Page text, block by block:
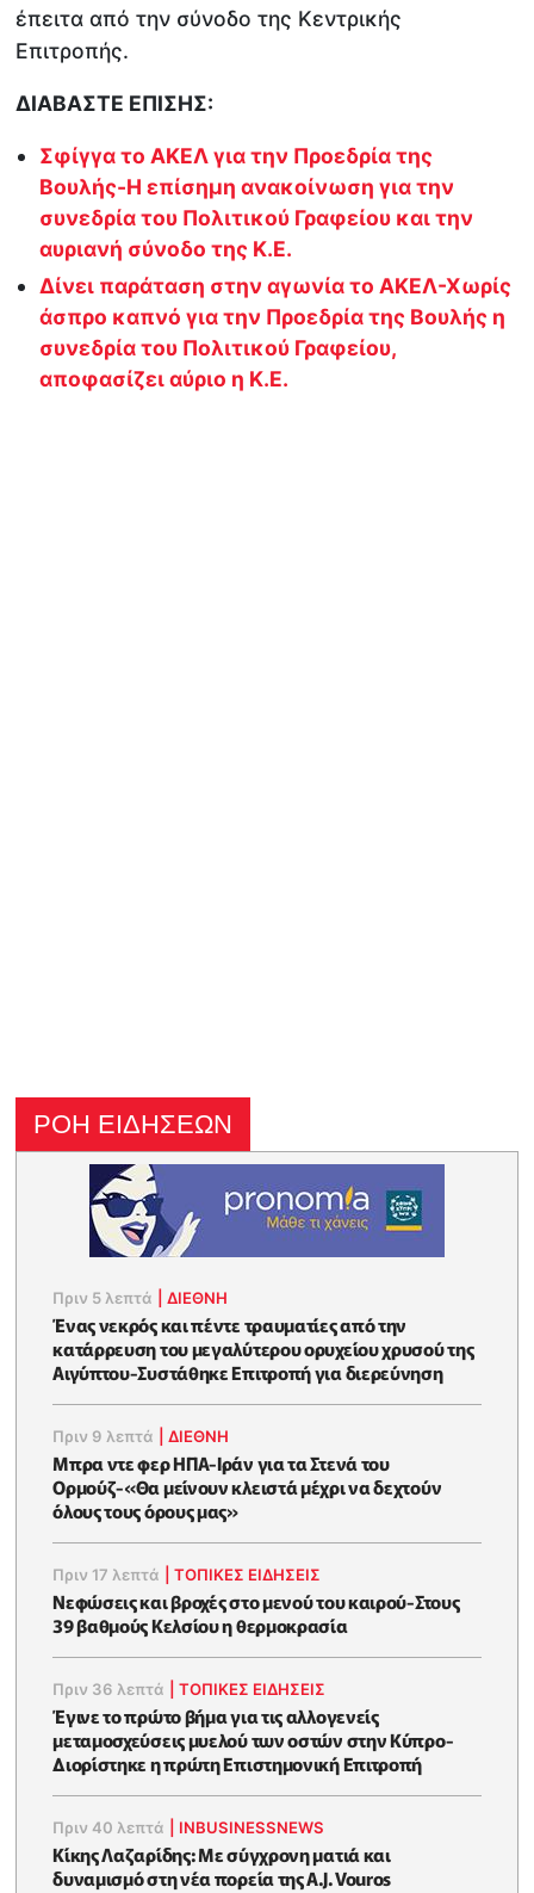
έπειτα από την σύνοδο της Κεντρικής
Επιτροπής.
ΔΙΑΒΑΣΤΕ ΕΠΙΣΗΣ:
Σφίγγα το ΑΚΕΛ για την Προεδρία της
Βουλής-Η επίσημη ανακοίνωση για την
συνεδρία του Πολιτικού Γραφείου και την
αυριανή σύνοδο της Κ.Ε.
Δίνει παράταση στην αγωνία το ΑΚΕΛ-Χωρίς
άσπρο καπνό για την Προεδρία της Βουλής η
συνεδρία του Πολιτικού Γραφείου,
αποφασίζει αύριο η Κ.Ε.
ΡΟΗ ΕΙΔΗΣΕΩΝ
Πριν 5 λεπτά |ΔΙΕΘΝΗ
Ένας νεκρός και πέντε τραυματίες από την
κατάρρευση του μεγαλύτερου ορυχείου χρυσού της
Αιγύπτου-Συστάθηκε Επιτροπή για διερεύνηση
Πριν 9 λεπτά |ΔΙΕΘΝΗ
Μπρα ντε φερ ΗΠΑ-Ιράν για τα Στενά του
Ορμούζ-«Θα μείνουν κλειστά μέχρι να δεχτούν
όλους τους όρους μας»
Πριν 17 λεπτά |ΤΟΠΙΚΕΣ ΕΙΔΗΣΕΙΣ
Νεφώσεις και βροχές στο μενού του καιρού-Στους
39 βαθμούς Κελσίου η θερμοκρασία
Πριν 36 λεπτά |ΤΟΠΙΚΕΣ ΕΙΔΗΣΕΙΣ
Έγινε το πρώτο βήμα για τις αλλογενείς
μεταμοσχεύσεις μυελού των οστών στην Κύπρο-
Διορίστηκε η πρώτη Επιστημονική Επιτροπή
Πριν 40 λεπτά INBUSINESSNEWS
Κίκης Λαζαρίδης: Με σύγχρονη ματιά και
δυναμισμό στη νέα πορεία της A.J. Vouros